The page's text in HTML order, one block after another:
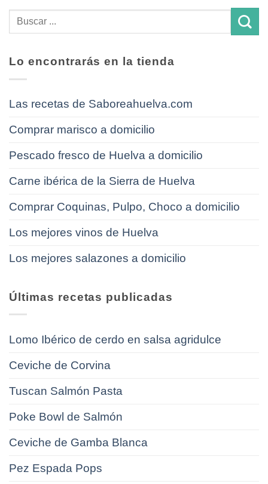
Lo encontrarás en la tienda
Las recetas de Saboreahuelva.com
Comprar marisco a domicilio
Pescado fresco de Huelva a domicilio
Carne ibérica de la Sierra de Huelva
Comprar Coquinas, Pulpo, Choco a domicilio
Los mejores vinos de Huelva
Los mejores salazones a domicilio
Últimas recetas publicadas
Lomo Ibérico de cerdo en salsa agridulce
Ceviche de Corvina
Tuscan Salmón Pasta
Poke Bowl de Salmón
Ceviche de Gamba Blanca
Pez Espada Pops